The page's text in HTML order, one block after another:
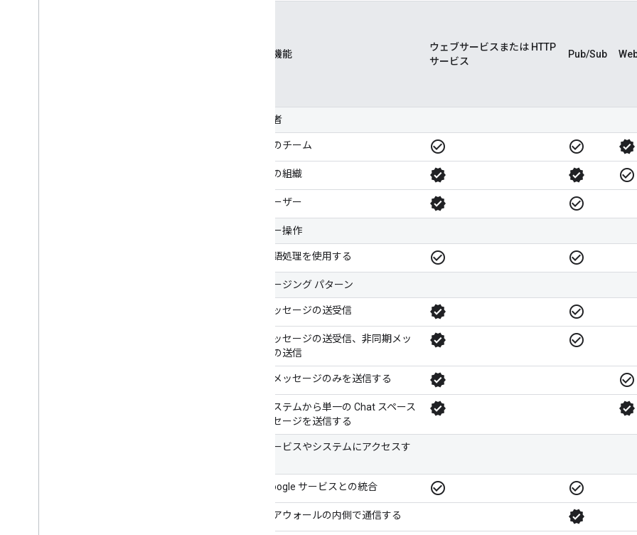
特長と機能
ウェブサービスまたは HTTP
サービス
Pub/Sub
対象読者
あなたのチーム check_circle_outline check_circle_outline verified
あなたの組織 verified verified check_circle_outline
一般ユーザー verified check_circle_outline
ユーザー操作
自然言語処理を使用する check_circle_outline check_circle_outline
メッセージング パターン
同期メッセージの送受信 verified check_circle_outline
同期メッセージの送受信、非同期メッ
セージの送信
verified check_circle_outline
非同期メッセージのみを送信する verified check_circle_outline
外部システムから単一の Chat スペース
にメッセージを送信する
verified verified
他のサービスやシステムにアクセスす
他の Google サービスとの統合 check_circle_outline check_circle_outline
ファイアウォールの内側で通信する verified